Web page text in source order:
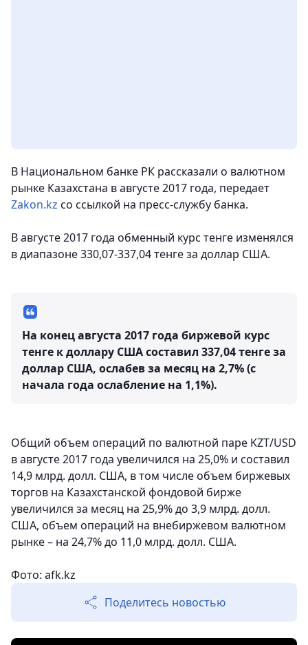
В Национальном банке РК рассказали о валютном
рынке Казахстана в августе 2017 года, передает
Zakon.kz со ссылкой на пресс-службу банка.
В августе 2017 года обменный курс тенге изменялся
в диапазоне 330,07-337,04 тенге за доллар США.
На конец августа 2017 года биржевой курс
тенге к доллару США составил 337,04 тенге за
доллар США, ослабев за месяц на 2,7% (с
начала года ослабление на 1,1%).
Общий объем операций по валютной паре KZT/USD
в августе 2017 года увеличился на 25,0% и составил
14,9 млрд. долл. США, в том числе объем биржевых
торгов на Казахстанской фондовой бирже
увеличился за месяц на 25,9% до 3,9 млрд. долл.
США, объем операций на внебиржевом валютном
рынке – на 24,7% до 11,0 млрд. долл. США.
Фото: afk.kz
Поделитесь новостью